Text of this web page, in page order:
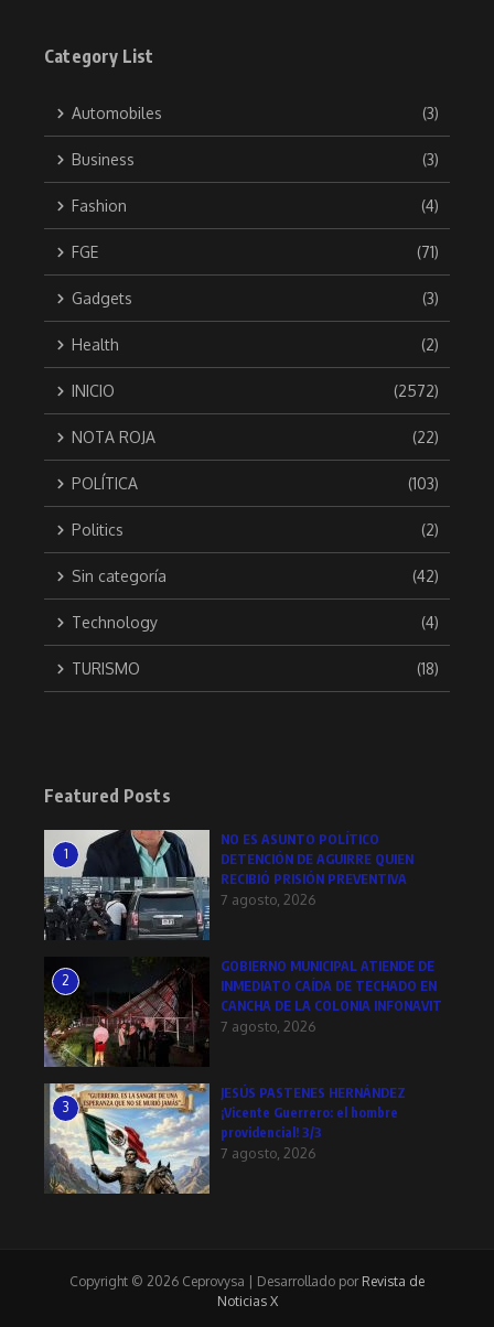
Category List
Automobiles (3)
Business (3)
Fashion (4)
FGE (71)
Gadgets (3)
Health (2)
INICIO (2572)
NOTA ROJA (22)
POLÍTICA (103)
Politics (2)
Sin categoría (42)
Technology (4)
TURISMO (18)
Featured Posts
1
NO ES ASUNTO POLÍTICO
DETENCIÓN DE AGUIRRE QUIEN
RECIBIÓ PRISIÓN PREVENTIVA
7 agosto, 2026
2
GOBIERNO MUNICIPAL ATIENDE DE
INMEDIATO CAÍDA DE TECHADO EN
CANCHA DE LA COLONIA INFONAVIT
7 agosto, 2026
3
JESÚS PASTENES HERNÁNDEZ
¡Vicente Guerrero: el hombre
providencial! 3/3
7 agosto, 2026
Copyright © 2026 Ceprovysa | Desarrollado por Revista de
Noticias X